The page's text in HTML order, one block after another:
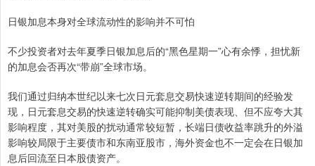
日银加息本身对全球流动性的影响并不可怕
不少投资者对去年夏季日银加息后的“黑色星期一”心有余悸，担忧新
的加息会否再次“带崩”全球市场。
我们通过归纳本世纪以来七次日元套息交易快速逆转期间的经验发
现，日元套息交易的快速逆转确实可能抑制美债表现、但不应夸大其
影响程度，其对美股的扰动通常较短暂，长端日债收益率跳升的外溢
影响较局限于主要债市和东南亚股市，海外资金也不一定会在日银加
息后回流至日本股债资产。